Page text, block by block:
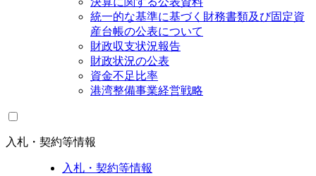
統一的な基準に基づく財務書類及び固定資
産台帳の公表について
財政収支状況報告
財政状況の公表
資金不足比率
港湾整備事業経営戦略
入札・契約等情報
入札・契約等情報